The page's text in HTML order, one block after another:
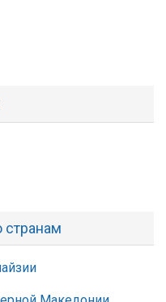
странам